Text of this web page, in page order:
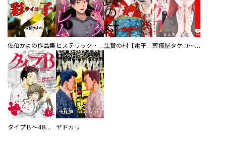
佐伯かよの作品集 ヒステリック・ハーレム～搾られる男と堕ちる女～【電子単行本版】 生贄の村【電子単行本版】 葬儀屋タケコ～あなたの最期、叶えます【電子単行本版】
タイプＢ～48時間後、致死率100％～【単話】 ヤドカリ